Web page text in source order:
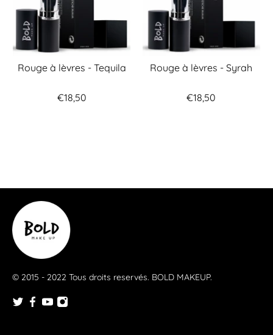
Rouge à lèvres - Tequila
€18,50
Rouge à lèvres - Syrah
€18,50
© 2015 - 2022 Tous droits reservés. BOLD MAKEUP.